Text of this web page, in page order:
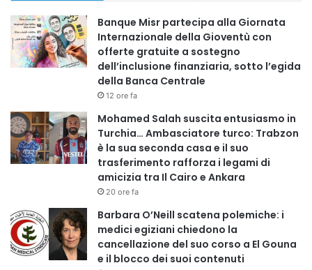
Banque Misr partecipa alla Giornata
Internazionale della Gioventù con
offerte gratuite a sostegno
dell’inclusione finanziaria, sotto l’egida
della Banca Centrale
12 ore fa
Mohamed Salah suscita entusiasmo in
Turchia… Ambasciatore turco: Trabzon
è la sua seconda casa e il suo
trasferimento rafforza i legami di
amicizia tra Il Cairo e Ankara
20 ore fa
Barbara O’Neill scatena polemiche: i
medici egiziani chiedono la
cancellazione del suo corso a El Gouna
e il blocco dei suoi contenuti